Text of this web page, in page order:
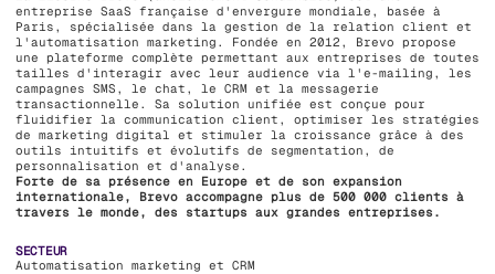
entreprise SaaS française d'envergure mondiale, basée à
Paris, spécialisée dans la gestion de la relation client et
l'automatisation marketing. Fondée en 2012, Brevo propose
une plateforme complète permettant aux entreprises de toutes
tailles d'interagir avec leur audience via l'e-mailing, les
campagnes SMS, le chat, le CRM et la messagerie
transactionnelle. Sa solution unifiée est conçue pour
fluidifier la communication client, optimiser les stratégies
de marketing digital et stimuler la croissance grâce à des
outils intuitifs et évolutifs de segmentation, de
personnalisation et d'analyse.
Forte de sa présence en Europe et de son expansion
internationale, Brevo accompagne plus de 500 000 clients à
travers le monde, des startups aux grandes entreprises.
SECTEUR
Automatisation marketing et CRM